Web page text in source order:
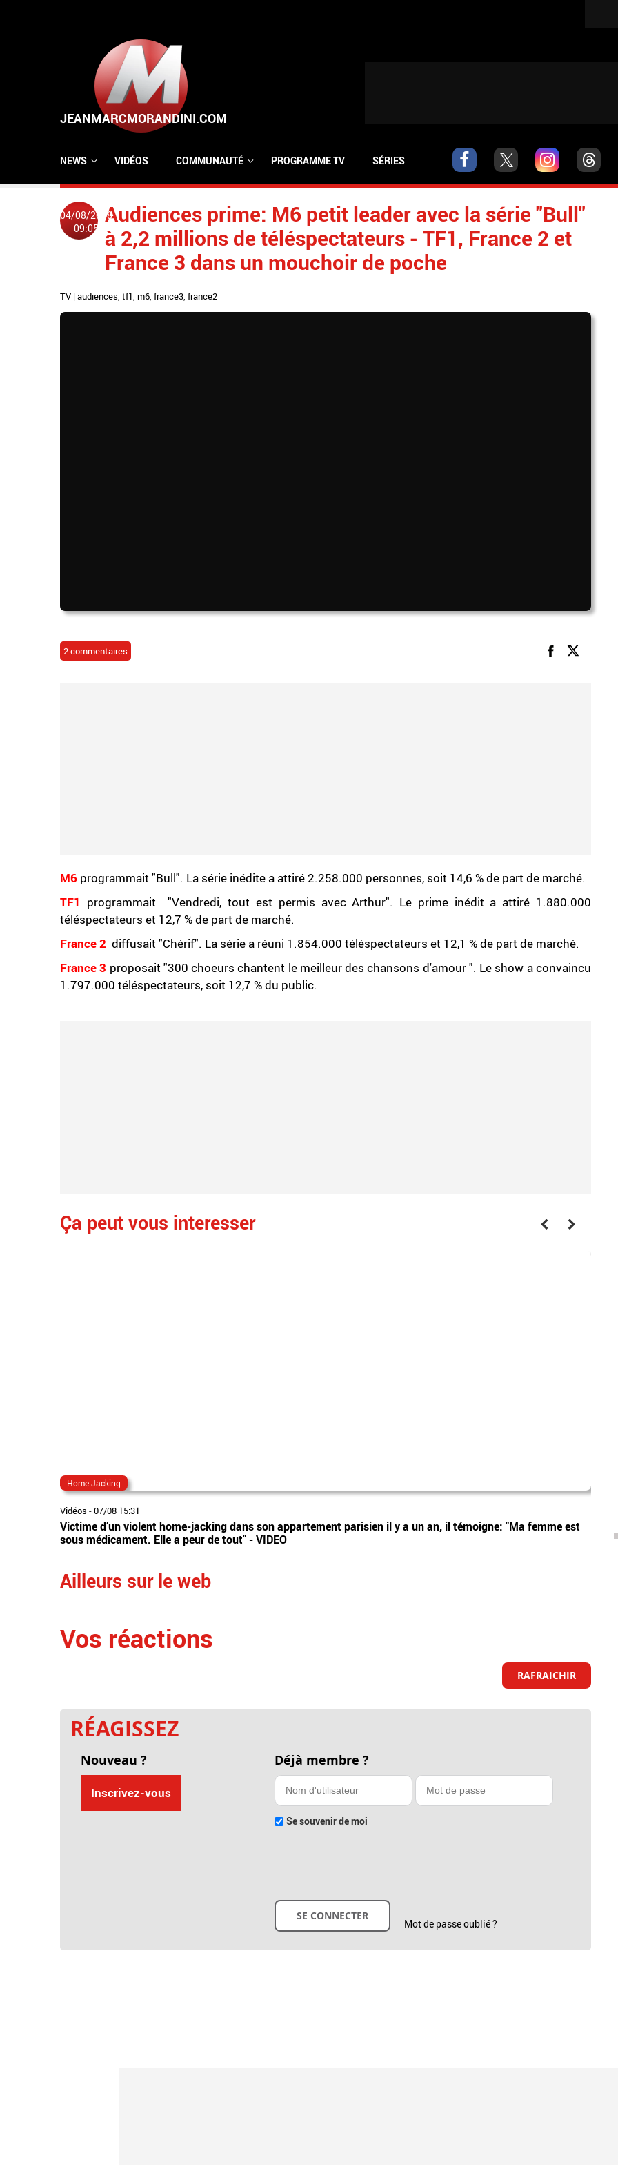
NEWS VIDÉOS COMMUNAUTÉ PROGRAMME TV SÉRIES
04/08/2018
09:05
Audiences prime: M6 petit leader avec la série "Bull"
à 2,2 millions de téléspectateurs - TF1, France 2 et
France 3 dans un mouchoir de poche
TV | audiences, tf1, m6, france3, france2
2 commentaires
M6 programmait "Bull". La série inédite a attiré 2.258.000 personnes, soit 14,6 % de part de marché.
TF1 programmait "Vendredi, tout est permis avec Arthur". Le prime inédit a attiré 1.880.000
téléspectateurs et 12,7 % de part de marché.
France 2 diffusait "Chérif". La série a réuni 1.854.000 téléspectateurs et 12,1 % de part de marché.
France 3 proposait "300 choeurs chantent le meilleur des chansons d'amour ". Le show a convaincu
1.797.000 téléspectateurs, soit 12,7 % du public.
Ça peut vous interesser
Home Jacking
Vidéos -07/08 15:31
Victime d’un violent home-jacking dans son appartement parisien il y a un an, il témoigne: "Ma femme est
sous médicament. Elle a peur de tout" - VIDEO
Ailleurs sur le web
Vos réactions
RAFRAICHIR
RÉAGISSEZ
Nouveau ?
Inscrivez-vous
Déjà membre ?
Se souvenir de moi
Mot de passe oublié ?